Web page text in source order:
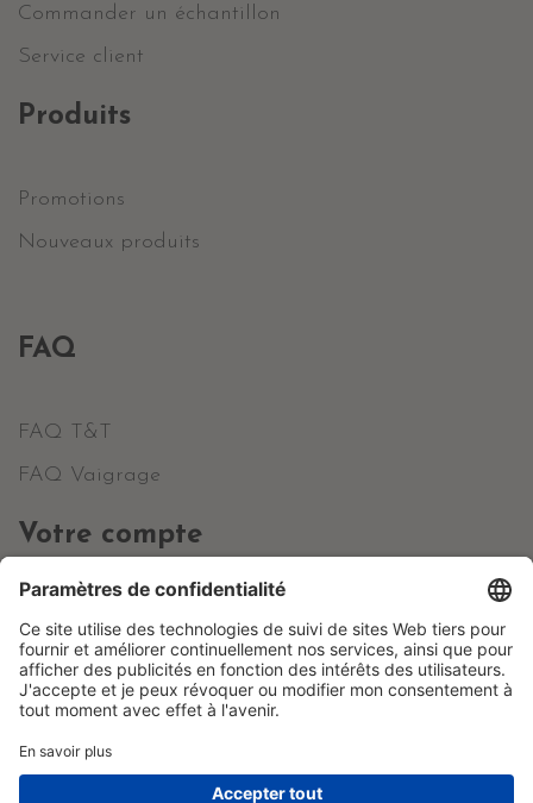
Commander un échantillon
Service client
Produits
Promotions
Nouveaux produits
FAQ
FAQ T&T
FAQ Vaigrage
Votre compte
Informations personnelles
Commandes
Avoirs
Adresses